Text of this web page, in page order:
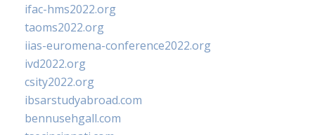
ifac-hms2022.org
taoms2022.org
iias-euromena-conference2022.org
ivd2022.org
csity2022.org
ibsarstudyabroad.com
bennusehgall.com